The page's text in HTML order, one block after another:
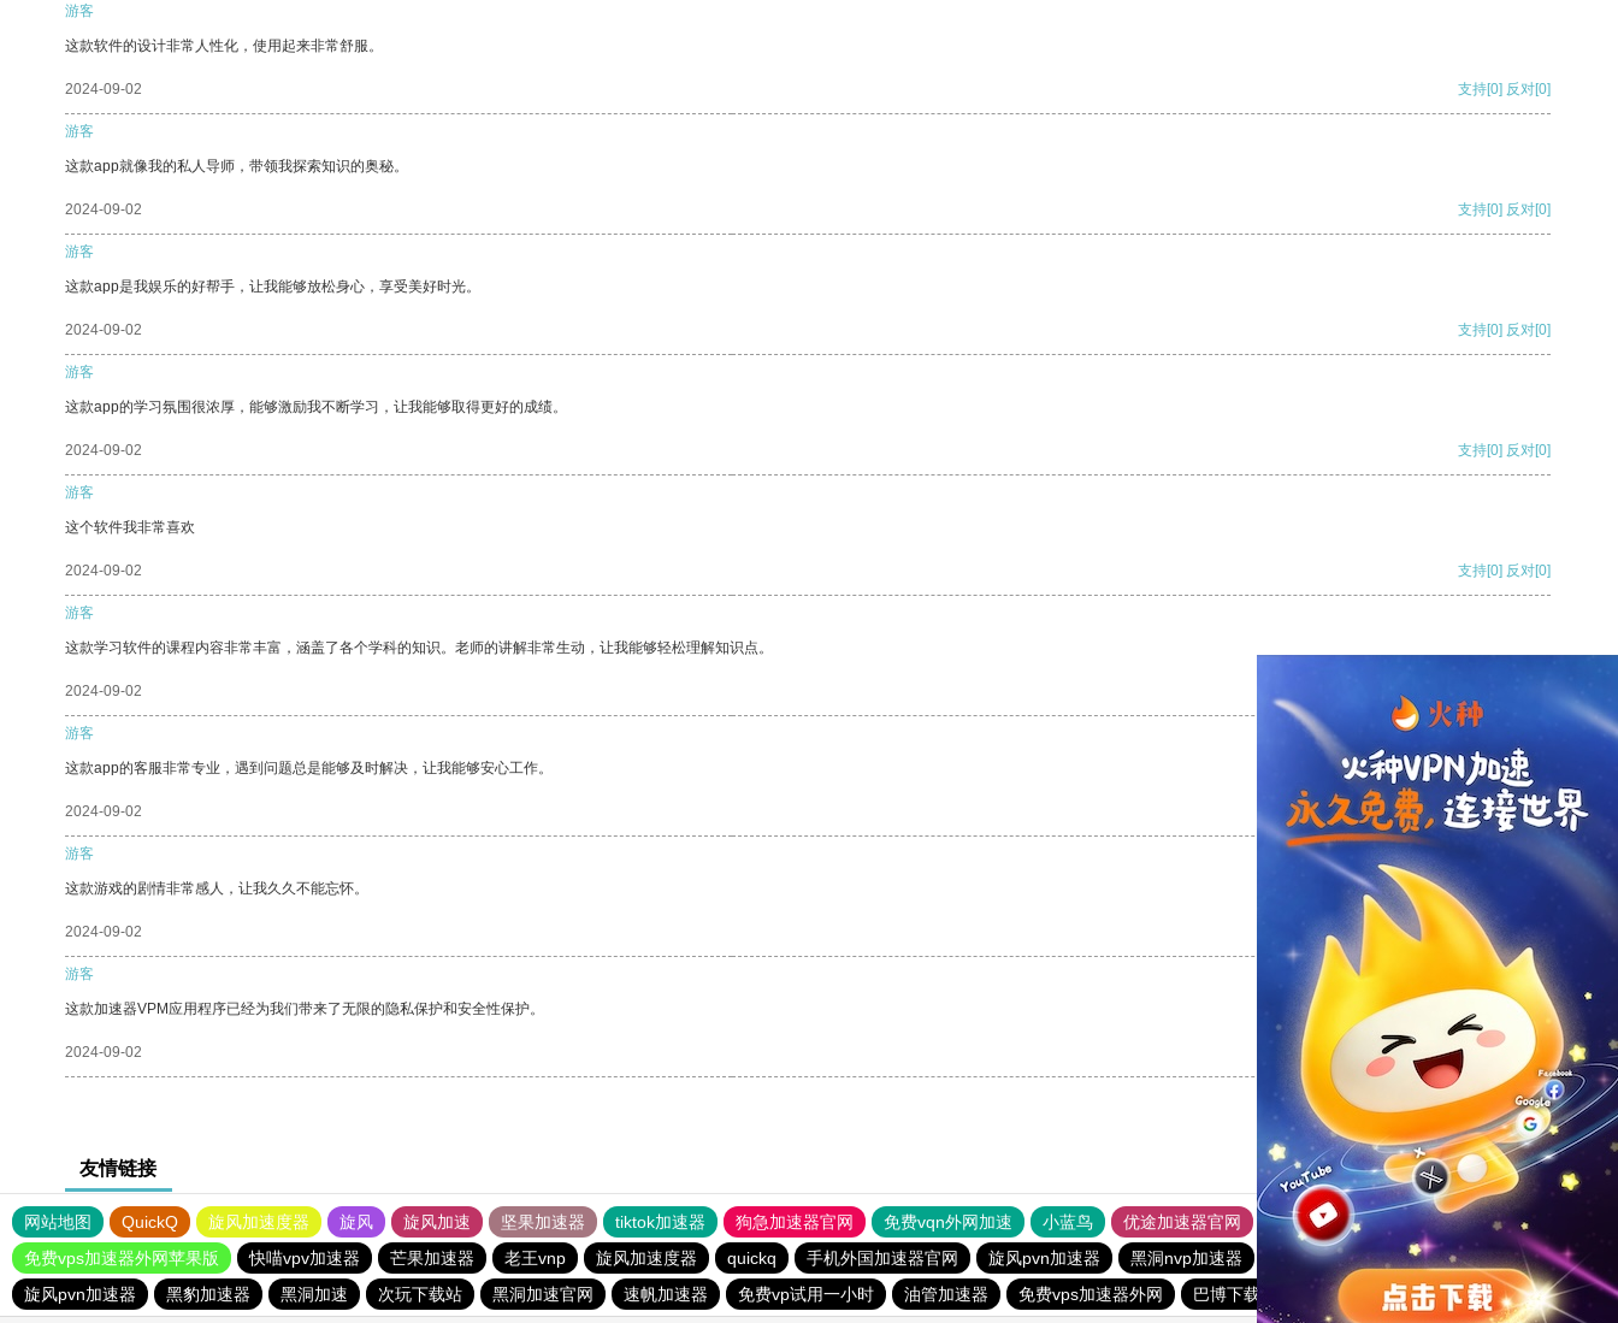
游客
这款软件的设计非常人性化，使用起来非常舒服。
2024-09-02 支持[0] 反对[0]
游客
这款app就像我的私人导师，带领我探索知识的奥秘。
2024-09-02 支持[0] 反对[0]
游客
这款app是我娱乐的好帮手，让我能够放松身心，享受美好时光。
2024-09-02 支持[0] 反对[0]
游客
这款app的学习氛围很浓厚，能够激励我不断学习，让我能够取得更好的成绩。
2024-09-02 支持[0] 反对[0]
游客
这个软件我非常喜欢
2024-09-02 支持[0] 反对[0]
游客
这款学习软件的课程内容非常丰富，涵盖了各个学科的知识。老师的讲解非常生动，让我能够轻松理解知识点。
2024-09-02
游客
这款app的客服非常专业，遇到问题总是能够及时解决，让我能够安心工作。
2024-09-02 支持 [0] 反对[0]
游客
这款游戏的剧情非常感人，让我久久不能忘怀。
2024-09-02 支持[0] 反对
游客
这款加速器VPM应用程序已经为我们带来了无限的隐私保护和安全性保护。
2024-09-02 支持[0] 反对[0]
友情链接
网站地图 QuickQ 旋风加速度器 旋风 旋风加速 坚果加速器 tiktok加速器 狗急加速器官网 免费vqn外网加速 小蓝鸟 优途加速器官网 风驰加速器 旋风加速器
八戒看书
免费vps加速器外网苹果版
快喵vpv加速器 芒果加速器 老王vnp 旋风加速度器 quickq 手机外国加速器官网 旋风pvn加速器 黑洞nvp加速器 旋风加速度器
黑洞加速官网
旋风pvn加速器
黑豹加速器 黑洞加速 次玩下载站 黑洞加速官网 速帆加速器 免费vp试用一小时 油管加速器 免费vps加速器外网 巴博下载站 quickq